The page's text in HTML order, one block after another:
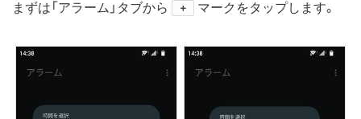
まずは「アラーム」タブから ＋ マークをタップします。